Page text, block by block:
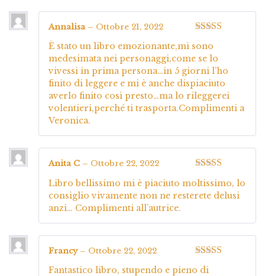
Annalisa – Ottobre 21, 2022
È stato un libro emozionante,mi sono
medesimata nei personaggi,come se lo
vivessi in prima persona…in 5 giorni l’ho
finito di leggere e mi è anche dispiaciuto
averlo finito così presto…ma lo rileggerei
volentieri,perché ti trasporta.Complimenti a
Veronica.
5
Anita C – Ottobre 22, 2022
Libro bellissimo mi è piaciuto moltissimo, lo
consiglio vivamente non ne resterete delusi
anzi… Complimenti all’autrice.
Valutato
Francy – Ottobre 22, 2022
Fantastico libro, stupendo e pieno di